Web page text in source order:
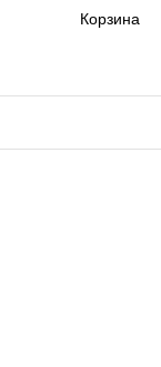
Корзина